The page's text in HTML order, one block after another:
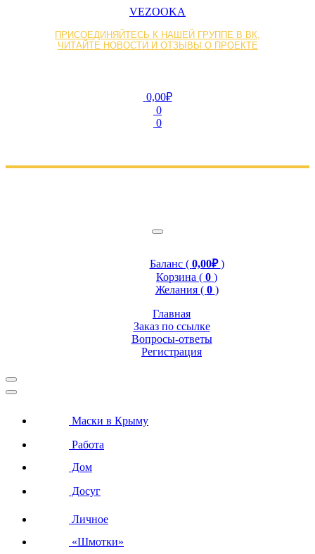
VEZOOKA
ПРИСОЕДИНЯЙТЕСЬ К НАШЕЙ ГРУППЕ В ВК,
ЧИТАЙТЕ НОВОСТИ И ОТЗЫВЫ О ПРОЕКТЕ
0,00₽
0
0
Баланс ( 0,00₽)
Корзина ( 0 )
Желания ( 0 )
Главная
Заказ по ссылке
Вопросы-ответы
Регистрация
Маски в Крыму
Работа
Дом
Досуг
Личное
«Шмотки»